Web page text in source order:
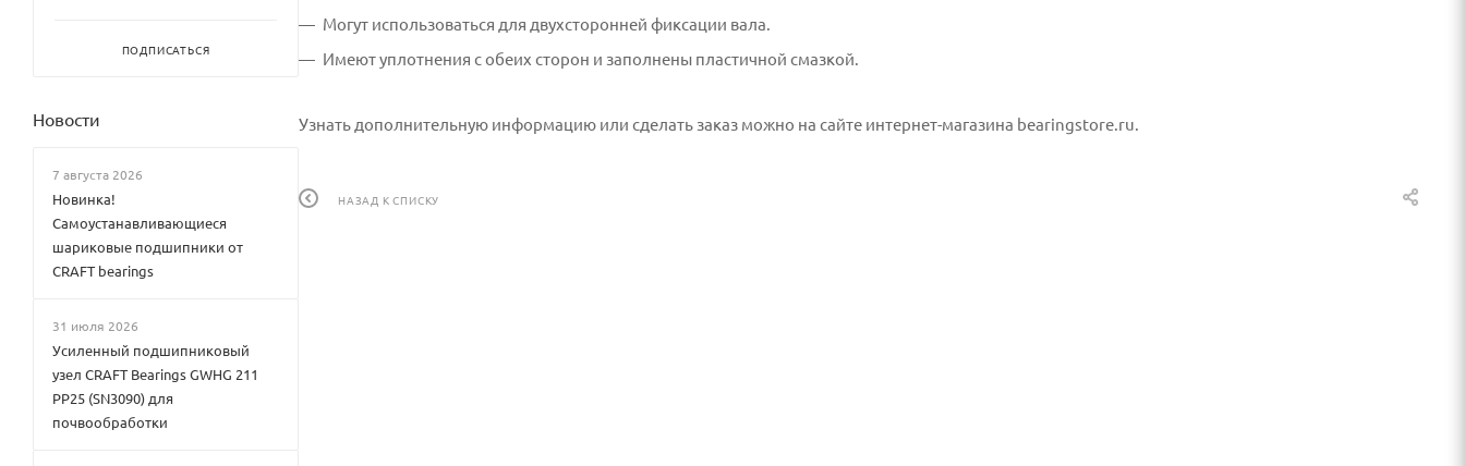
Могут использоваться для двухсторонней фиксации вала.
Имеют уплотнения с обеих сторон и заполнены пластичной смазкой.
Узнать дополнительную информацию или сделать заказ можно на сайте интернет-магазина bearingstore.ru.
НАЗАД К СПИСКУ
ПОДПИСАТЬСЯ
Новости
7 августа 2026
Новинка!
Самоустанавливающиеся
шариковые подшипники от
CRAFT bearings
31 июля 2026
Усиленный подшипниковый
узел CRAFT Bearings GWHG 211
PP25 (SN3090) для
почвообработки